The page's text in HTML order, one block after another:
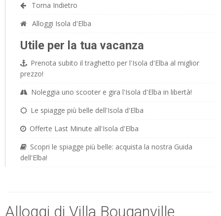
Torna Indietro
Alloggi Isola d'Elba
Utile per la tua vacanza
Prenota subito il traghetto per l'Isola d'Elba al miglior
prezzo!
Noleggia uno scooter e gira l'Isola d'Elba in libertà!
Le spiagge più belle dell'Isola d'Elba
Offerte Last Minute all'Isola d'Elba
Scopri le spiagge più belle: acquista la nostra Guida
dell'Elba!
Alloggi di Villa Bouganville